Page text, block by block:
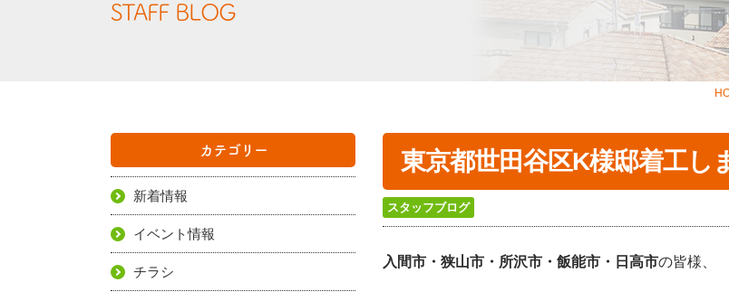
STAFF BLOG
東京都世田谷区K様邸着工
スタッフブログ
入間市・狭山市・所沢市・飯能市・日高市の皆様、
カテゴリー
新着情報
イベント情報
チラシ